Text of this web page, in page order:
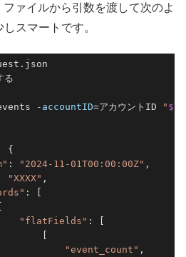
ァイルから引数を渡して次のよ
スマートです。
る
-accountID=アカウントID "
{
: "2024-11-01T00:00:00Z" ,
"XXXX" ,
: [
"flatFields" : [
"event_count" ,